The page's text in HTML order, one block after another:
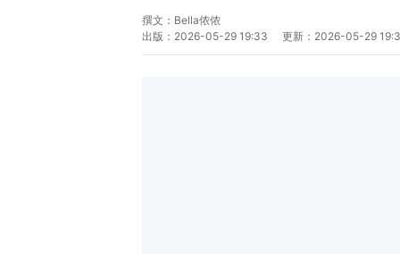
撰文： Bella侬侬
出版： 2026-05-29 19:33 更新： 2026-05-29